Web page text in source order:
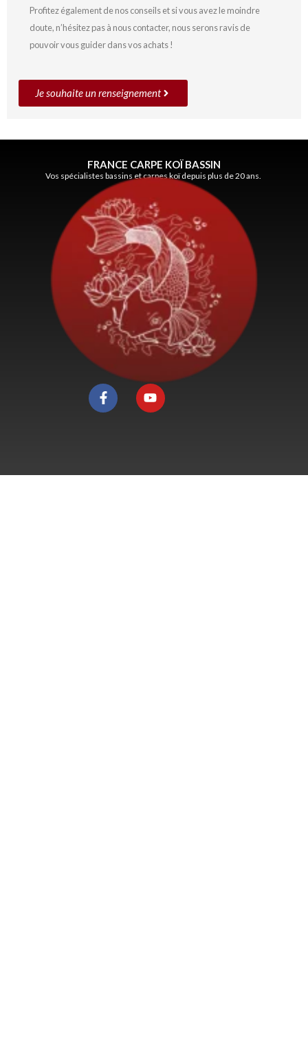
Profitez également de nos conseils et si vous avez le moindre
doute, n’hésitez pas à nous contacter, nous serons ravis de
pouvoir vous guider dans vos achats !
Je souhaite un renseignement
FRANCE CARPE KOÏ BASSIN
Vos spécialistes bassins et carpes koï depuis plus de 20 ans.
F
a
c
Y
o
u